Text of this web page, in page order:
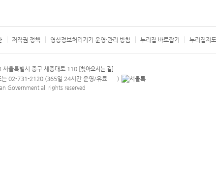
저작권 정책 영상정보처리기기 운영·관리 방침 누리집 바로잡기 누리집지도
단
서울특별시 중구 세종대로 110 [찾아오시는 길]
는 02-731-2120 (365일 24시간 운영/유료 안내팝업 열기
)
Government all rights reserved